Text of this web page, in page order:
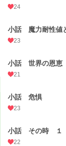
24
小話 魔力耐性値
23
小話 世界の恩恵
21
小話 危惧
23
小話 その時 １
22